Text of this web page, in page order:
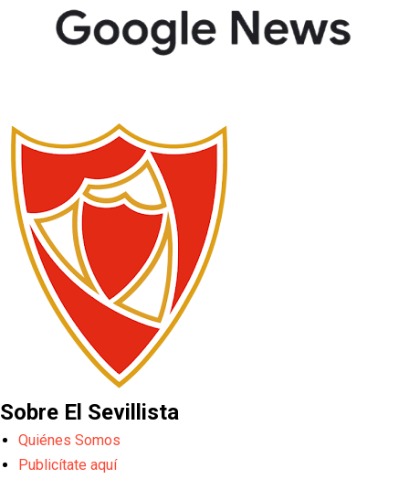
Sobre El Sevillista
Quiénes Somos
Publicítate aquí